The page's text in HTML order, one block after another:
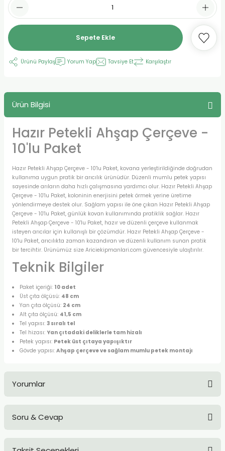
Sepete Ekle
Ürünü Paylaş Yorum Yap Tavsiye Et Karşılaştır
Ürün Bilgisi
Hazır Petekli Ahşap Çerçeve -
10'lu Paket
Hazır Petekli Ahşap Çerçeve - 10'lu Paket, kovana yerleştirildiğinde doğrudan
kullanıma uygun pratik bir arıcılık ürünüdür. Düzenli mumlu petek yapısı
sayesinde arıların daha hızlı çalışmasına yardımcı olur. Hazır Petekli Ahşap
Çerçeve - 10'lu Paket, koloninin enerjisini petek örmek yerine üretime
yönlendirmeye destek olur. Sağlam yapısı ile öne çıkan Hazır Petekli Ahşap
Çerçeve - 10'lu Paket, günlük kovan kullanımında pratiklik sağlar. Hazır
Petekli Ahşap Çerçeve - 10'lu Paket, hazır ve düzenli çerçeve kullanmak
isteyen arıcılar için kullanışlı bir çözümdür. Hazır Petekli Ahşap Çerçeve -
10'lu Paket, arıcılıkta zaman kazandıran ve düzenli kullanım sunan pratik
bir tercihtir. Ürünümüz size Ariciekipmanlari.com güvencesiyle ulaştırılır.
Teknik Bilgiler
Paket içeriği: 10 adet
Üst çıta ölçüsü: 48 cm
Yan çıta ölçüsü: 24 cm
Alt çıta ölçüsü: 41,5 cm
Tel yapısı:3 sıralı tel
Tel hizası:Yan çıtadaki deliklerle tam hizalı
Petek yapısı: Petek üst çıtaya yapışıktır
Gövde yapısı:Ahşap çerçeve ve sağlam mumlu petek montajı
Yorumlar
Soru & Cevap